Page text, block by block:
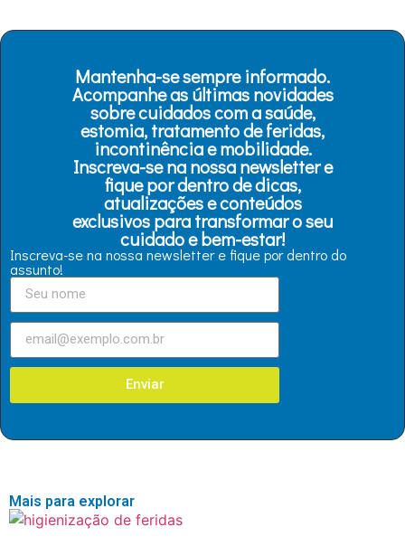
Mantenha-se sempre informado.
Acompanhe as últimas novidades
sobre cuidados com a saúde,
estomia, tratamento de feridas,
incontinência e mobilidade.
Inscreva-se na nossa newsletter e
fique por dentro de dicas,
atualizações e conteúdos
exclusivos para transformar o seu
cuidado e bem-estar!
Inscreva-se na nossa newsletter e fique por dentro do
assunto!
Enviar
Mais para explorar